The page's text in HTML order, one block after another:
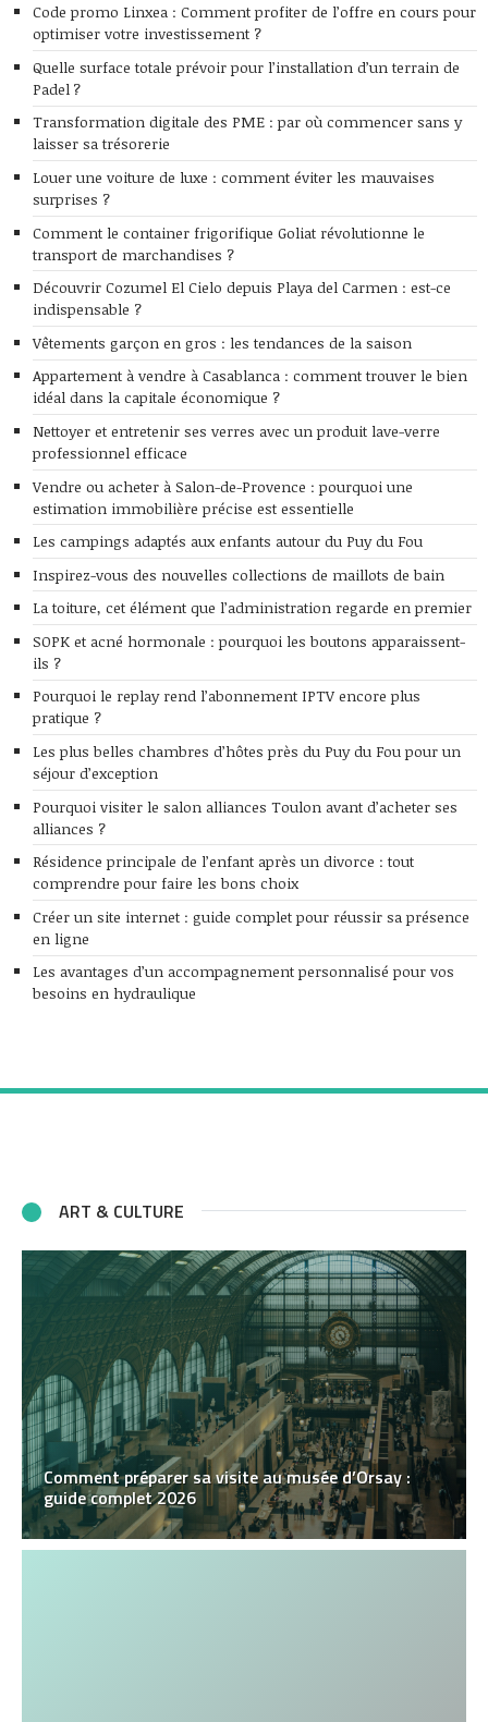
Code promo Linxea : Comment profiter de l’offre en cours pour
optimiser votre investissement ?
Quelle surface totale prévoir pour l’installation d’un terrain de
Padel ?
Transformation digitale des PME : par où commencer sans y
laisser sa trésorerie
Louer une voiture de luxe : comment éviter les mauvaises
surprises ?
Comment le container frigorifique Goliat révolutionne le
transport de marchandises ?
Découvrir Cozumel El Cielo depuis Playa del Carmen : est-ce
indispensable ?
Vêtements garçon en gros : les tendances de la saison
Appartement à vendre à Casablanca : comment trouver le bien
idéal dans la capitale économique ?
Nettoyer et entretenir ses verres avec un produit lave-verre
professionnel efficace
Vendre ou acheter à Salon-de-Provence : pourquoi une
estimation immobilière précise est essentielle
Les campings adaptés aux enfants autour du Puy du Fou
Inspirez-vous des nouvelles collections de maillots de bain
La toiture, cet élément que l’administration regarde en premier
SOPK et acné hormonale : pourquoi les boutons apparaissent-
ils ?
Pourquoi le replay rend l’abonnement IPTV encore plus
pratique ?
Les plus belles chambres d’hôtes près du Puy du Fou pour un
séjour d’exception
Pourquoi visiter le salon alliances Toulon avant d’acheter ses
alliances ?
Résidence principale de l’enfant après un divorce : tout
comprendre pour faire les bons choix
Créer un site internet : guide complet pour réussir sa présence
en ligne
Les avantages d’un accompagnement personnalisé pour vos
besoins en hydraulique
ART & CULTURE
Comment préparer sa visite au musée d’Orsay :
guide complet 2026